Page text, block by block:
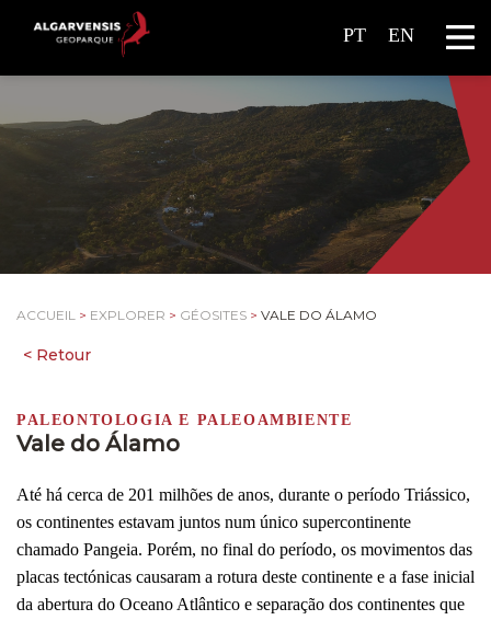
PT EN
ACCUEIL > EXPLORER > GÉOSITES > VALE DO ÁLAMO
PALEONTOLOGIA E PALEOAMBIENTE
Vale do Álamo
Até há cerca de 201 milhões de anos, durante o período Triássico,
os continentes estavam juntos num único supercontinente
chamado Pangeia. Porém, no final do período, os movimentos das
placas tectónicas causaram a rotura deste continente e a fase inicial
da abertura do Oceano Atlântico e separação dos continentes que